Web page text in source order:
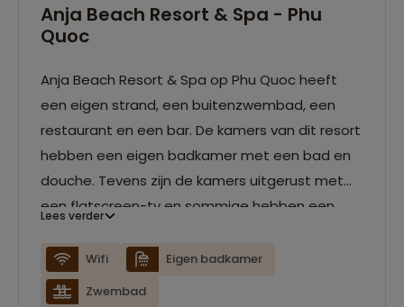
Anja Beach Resort & Spa - Phu
Quoc
Anja Beach Resort & Spa op Phu Quoc heeft
een eigen strand, een buitenzwembad, een
restaurant en een bar. De kamers van dit resort
hebben een eigen badkamer met een bad en
douche. Tevens zijn de kamers uitgerust met
een flatscreen-tv en sommige hebben een
van fietsen om de omgeving te verkennen. De
accommodatie heeft gratis wifi.
Lees verder
Wifi
Eigen badkamer
Zwembad